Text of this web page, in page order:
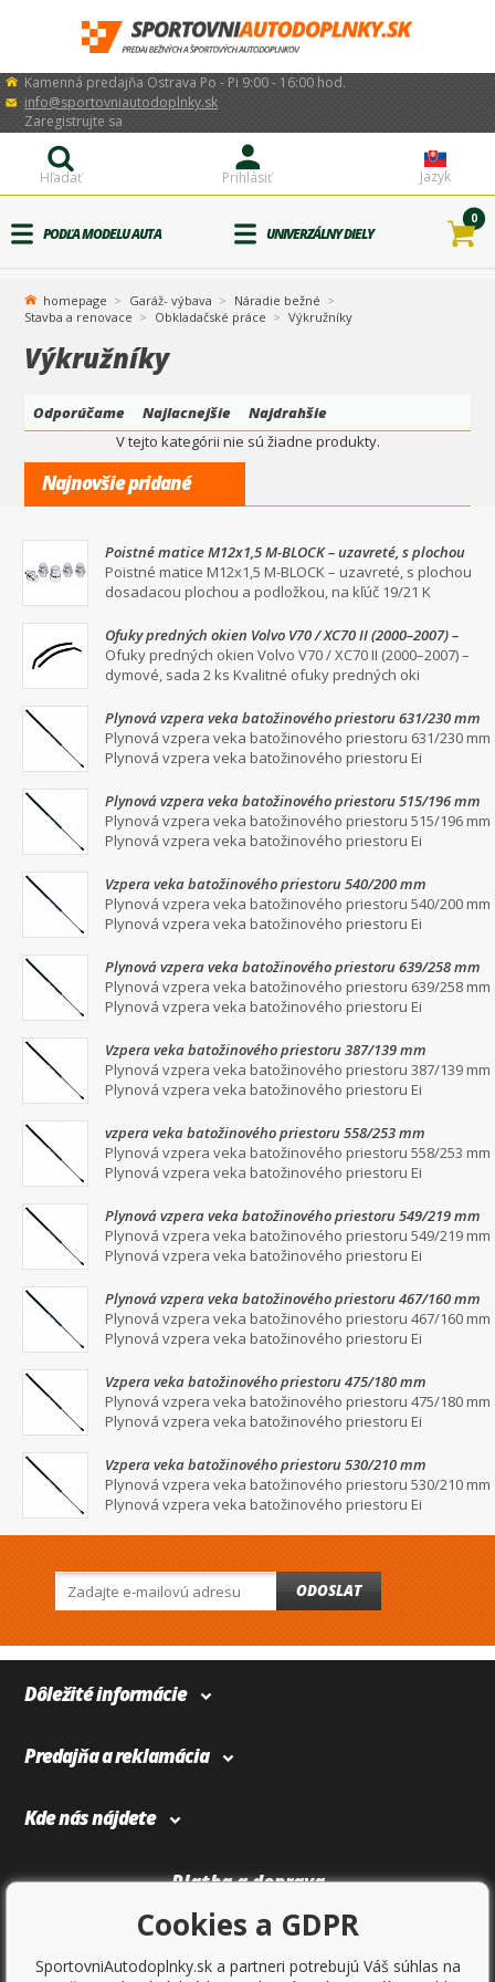
Kamenná predajňa Ostrava Po - Pi 9:00 - 16:00 hod.
info@sportovniautodoplnky.sk
Jazyk
Prihlásiť
Zaregistrujte sa
Hľadať
PODĽA MODELU AUTA UNIVERZÁLNY DIELY
0
homepage Garáž- výbava
Náradie bežné
Stavba a renovace
Obkladačské práce Výkružníky
Výkružníky
Odporúčame Najlacnejšie
Najdrahšie
V tejto kategórii nie sú žiadne produkty.
Najnovšie pridané
Poistné matice M12x1,5 M-BLOCK – uzavreté, s plochou
dosadacou plochou a podložkou, na kľúč 19/21
Poistné matice M12x1,5 M-BLOCK – uzavreté, s plochou
dosadacou plochou a podložkou, na kľúč 19/21 K
Ofuky predných okien Volvo V70 / XC70 II (2000–2007) –
dymové, sada 2 ks
Ofuky predných okien Volvo V70 / XC70 II (2000–2007) –
dymové, sada 2 ks Kvalitné ofuky predných oki
Plynová vzpera veka batožinového priestoru 631/230 mm
Plynová vzpera veka batožinového priestoru 631/230 mm
Plynová vzpera veka batožinového priestoru Ei
Plynová vzpera veka batožinového priestoru 515/196 mm
Plynová vzpera veka batožinového priestoru 515/196 mm
Plynová vzpera veka batožinového priestoru Ei
Vzpera veka batožinového priestoru 540/200 mm
Plynová vzpera veka batožinového priestoru 540/200 mm
Plynová vzpera veka batožinového priestoru Ei
Plynová vzpera veka batožinového priestoru 639/258 mm
Plynová vzpera veka batožinového priestoru 639/258 mm
Plynová vzpera veka batožinového priestoru Ei
Vzpera veka batožinového priestoru 387/139 mm
Plynová vzpera veka batožinového priestoru 387/139 mm
Plynová vzpera veka batožinového priestoru Ei
vzpera veka batožinového priestoru 558/253 mm
Plynová vzpera veka batožinového priestoru 558/253 mm
Plynová vzpera veka batožinového priestoru Ei
Plynová vzpera veka batožinového priestoru 549/219 mm
Plynová vzpera veka batožinového priestoru 549/219 mm
Plynová vzpera veka batožinového priestoru Ei
Plynová vzpera veka batožinového priestoru 467/160 mm
Plynová vzpera veka batožinového priestoru 467/160 mm
Plynová vzpera veka batožinového priestoru Ei
Vzpera veka batožinového priestoru 475/180 mm
Plynová vzpera veka batožinového priestoru 475/180 mm
Plynová vzpera veka batožinového priestoru Ei
Vzpera veka batožinového priestoru 530/210 mm
Plynová vzpera veka batožinového priestoru 530/210 mm
Plynová vzpera veka batožinového priestoru Ei
ODOSLAT
Dôležité informácie
Predajňa a reklamácia
Kde nás nájdete
Platba a doprava
Cookies a GDPR
SportovniAutodoplnky.sk a partneri potrebujú Váš súhlas na